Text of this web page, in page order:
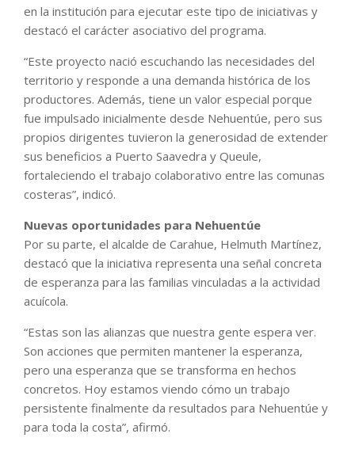
en la institución para ejecutar este tipo de iniciativas y
destacó el carácter asociativo del programa.
“Este proyecto nació escuchando las necesidades del
territorio y responde a una demanda histórica de los
productores. Además, tiene un valor especial porque
fue impulsado inicialmente desde Nehuentúe, pero sus
propios dirigentes tuvieron la generosidad de extender
sus beneficios a Puerto Saavedra y Queule,
fortaleciendo el trabajo colaborativo entre las comunas
costeras”, indicó.
Nuevas oportunidades para Nehuentúe
Por su parte, el alcalde de Carahue, Helmuth Martínez,
destacó que la iniciativa representa una señal concreta
de esperanza para las familias vinculadas a la actividad
acuícola.
“Estas son las alianzas que nuestra gente espera ver.
Son acciones que permiten mantener la esperanza,
pero una esperanza que se transforma en hechos
concretos. Hoy estamos viendo cómo un trabajo
persistente finalmente da resultados para Nehuentúe y
para toda la costa”, afirmó.